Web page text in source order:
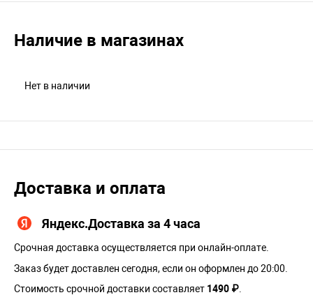
Наличие в магазинах
Нет в наличии
Доставка и оплата
Яндекс.Доставка за 4 часа
Срочная доставка осуществляется при онлайн-оплате.
Заказ будет доставлен сегодня, если он оформлен до 20:00.
Стоимость срочной доставки составляет 1490 ₽